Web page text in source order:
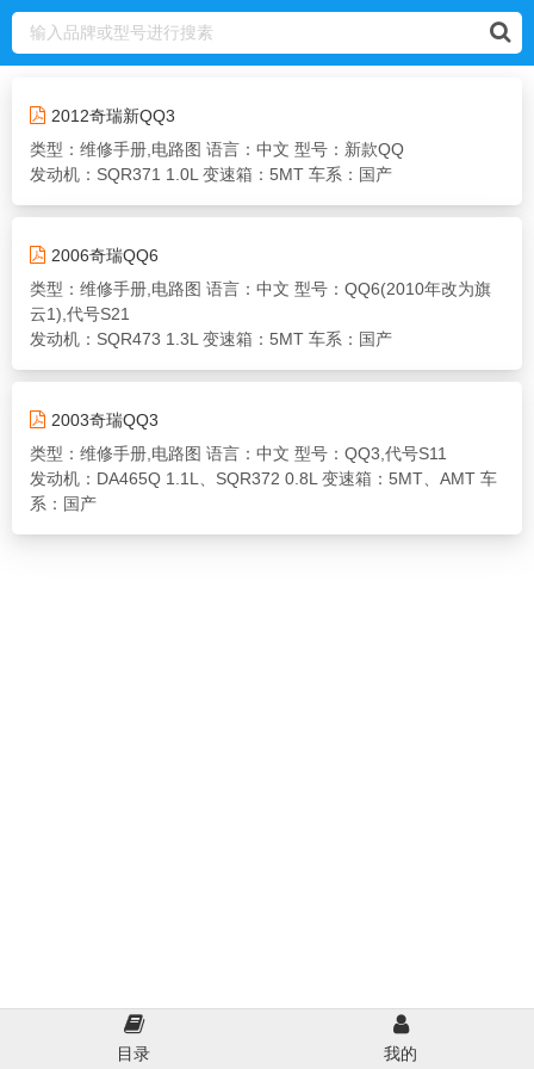
2012奇瑞新QQ3
类型：维修手册,电路图 语言：中文 型号：新款QQ
发动机：SQR371 1.0L 变速箱：5MT 车系：国产
2006奇瑞QQ6
类型：维修手册,电路图 语言：中文 型号：QQ6(2010年改为旗
云1),代号S21
发动机：SQR473 1.3L 变速箱：5MT 车系：国产
2003奇瑞QQ3
类型：维修手册,电路图 语言：中文 型号：QQ3,代号S11
发动机：DA465Q 1.1L、SQR372 0.8L 变速箱：5MT、AMT 车
系：国产
目录 我的